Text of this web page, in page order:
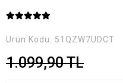
Ürün Kodu: 51QZW7UDCT
1.099,90 TL